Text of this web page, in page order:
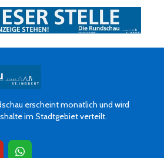
erscheint monatlich und wird
im Stadtgebiet verteilt.